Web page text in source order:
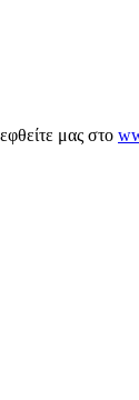
μας στο